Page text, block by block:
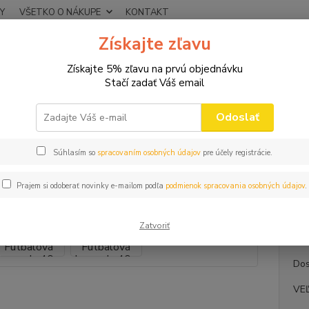
VŠETKO O NÁKUPE KONTAKT
VTIPNÉ TRIČKÁ NARODENINOVÉ Pánske tričko Futbalová legenda
tričko Futbalová legenda
Získajte zľavu
Získajte 5% zľavu na prvú objednávku
Stačí zadať Váš email
Odoslať
Súhlasím so spracovaním osobných údajov pre účely registrácie.
Prajem si odoberať novinky e-mailom podľa podmienok spracovania osobných údajov.
Zatvoriť